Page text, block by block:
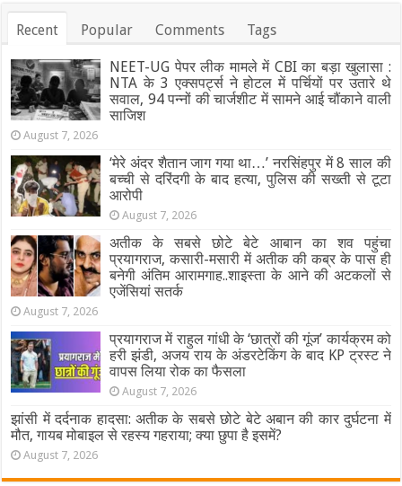
Recent Popular Comments Tags
NEET-UG पेपर लीक मामले में CBI का बड़ा खुलासा :
NTA के 3 एक्सपर्ट्स ने होटल में पर्चियों पर उतारे थे
सवाल, 94 पन्नों की चार्जशीट में सामने आई चौंकाने वाली
साजिश
August 7, 2026
‘मेरे अंदर शैतान जाग गया था…’ नरसिंहपुर में 8 साल की
बच्ची से दरिंदगी के बाद हत्या, पुलिस की सख्ती से टूटा
आरोपी
August 7, 2026
अतीक के सबसे छोटे बेटे आबान का शव पहुंचा
प्रयागराज, कसारी-मसारी में अतीक की कब्र के पास ही
बनेगी अंतिम आरामगाह..शाइस्ता के आने की अटकलों से
एजेंसियां सतर्क
August 7, 2026
प्रयागराज में राहुल गांधी के ‘छात्रों की गूंज’ कार्यक्रम को
हरी झंडी, अजय राय के अंडरटेकिंग के बाद KP ट्रस्ट ने
वापस लिया रोक का फैसला
August 7, 2026
झांसी में दर्दनाक हादसा: अतीक के सबसे छोटे बेटे अबान की कार दुर्घटना में
मौत, गायब मोबाइल से रहस्य गहराया; क्या छुपा है इसमें?
August 7, 2026